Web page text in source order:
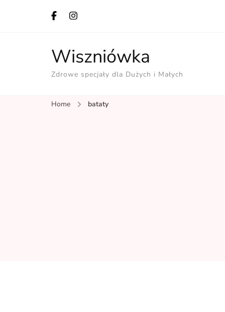
Wiszniówka
Zdrowe specjały dla Dużych i Małych
Home bataty